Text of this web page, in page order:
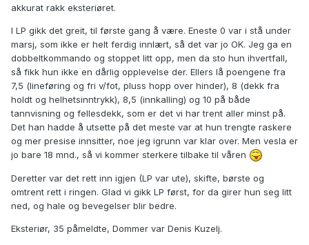
akkurat rakk eksteriøret.
I LP gikk det greit, til første gang å være. Eneste 0 var i stå under
marsj, som ikke er helt ferdig innlært, så det var jo OK. Jeg ga en
dobbeltkommando og stoppet litt opp, men da sto hun ihvertfall,
så fikk hun ikke en dårlig opplevelse der. Ellers lå poengene fra
7,5 (lineføring og fri v/fot, pluss hopp over hinder), 8 (dekk fra
holdt og helhetsinntrykk), 8,5 (innkalling) og 10 på både
tannvisning og fellesdekk, som er det vi har trent aller minst på.
Det han hadde å utsette på det meste var at hun trengte raskere
og mer presise innsitter, noe jeg igrunn var klar over. Men vesla er
jo bare 18 mnd., så vi kommer sterkere tilbake til våren
Deretter var det rett inn igjen (LP var ute), skifte, børste og
omtrent rett i ringen. Glad vi gikk LP først, for da girer hun seg litt
ned, og hale og bevegelser blir bedre.
Eksteriør, 35 påmeldte, Dommer var Denis Kuzelj.